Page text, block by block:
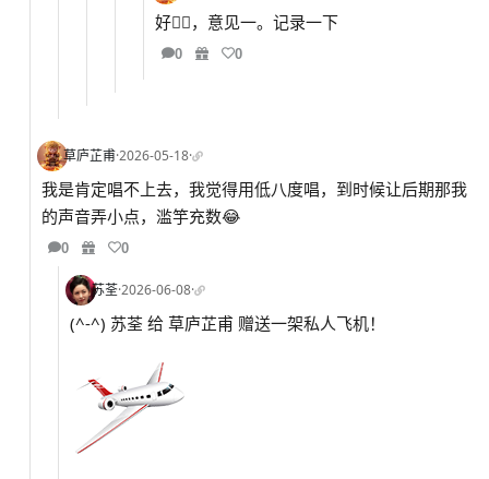
好👌🏻，意见一。记录一下
0 0
草庐芷甫·2026-05-18·
我是肯定唱不上去，我觉得用低八度唱，到时候让后期那我
的声音弄小点，滥竽充数😂
0 0
苏荃·2026-06-08·
(^-^) 苏荃 给 草庐芷甫 赠送一架私人飞机！